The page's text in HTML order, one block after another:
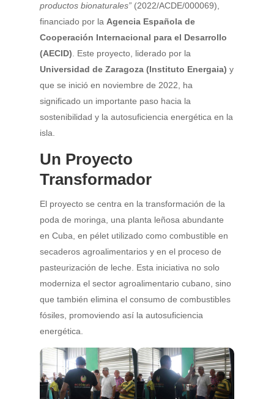
productos bionaturales”(2022/ACDE/000069),
financiado por la Agencia Española de
Cooperación Internacional para el Desarrollo
(AECID) . Este proyecto, liderado por la
Universidad de Zaragoza (Instituto Energaia) y
que se inició en noviembre de 2022, ha
significado un importante paso hacia la
sostenibilidad y la autosuficiencia energética en la
isla.
Un Proyecto
Transformador
El proyecto se centra en la transformación de la
poda de moringa, una planta leñosa abundante
en Cuba, en pélet utilizado como combustible en
secaderos agroalimentarios y en el proceso de
pasteurización de leche. Esta iniciativa no solo
moderniza el sector agroalimentario cubano, sino
que también elimina el consumo de combustibles
fósiles, promoviendo así la autosuficiencia
energética.